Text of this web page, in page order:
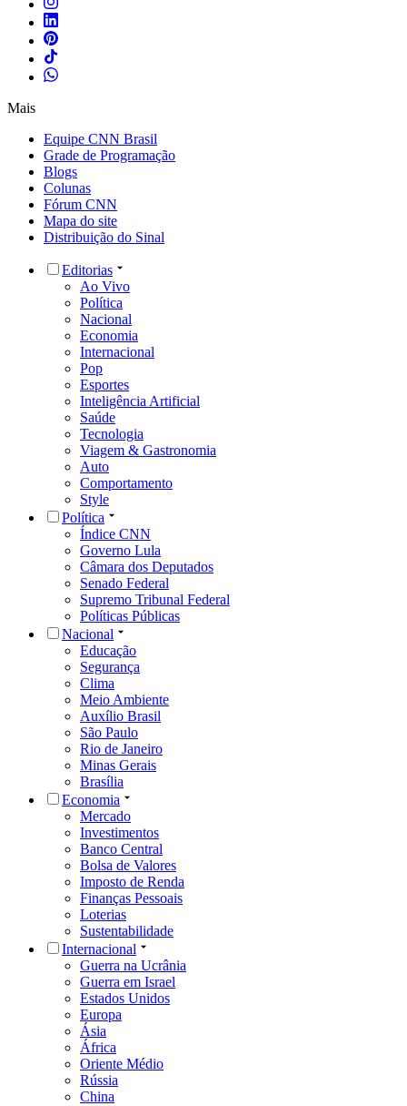
Mais
Equipe CNN Brasil
Grade de Programação
Blogs
Colunas
Fórum CNN
Mapa do site
Distribuição do Sinal
Editorias
Ao Vivo
Política
Nacional
Economia
Internacional
Pop
Esportes
Inteligência Artificial
Saúde
Tecnologia
Viagem & Gastronomia
Auto
Comportamento
Style
Política
Índice CNN
Governo Lula
Câmara dos Deputados
Senado Federal
Supremo Tribunal Federal
Políticas Públicas
Nacional
Educação
Segurança
Clima
Meio Ambiente
Auxílio Brasil
São Paulo
Rio de Janeiro
Minas Gerais
Brasília
Economia
Mercado
Investimentos
Banco Central
Bolsa de Valores
Imposto de Renda
Finanças Pessoais
Loterias
Sustentabilidade
Internacional
Guerra na Ucrânia
Guerra em Israel
Estados Unidos
Europa
Ásia
África
Oriente Médio
Rússia
China